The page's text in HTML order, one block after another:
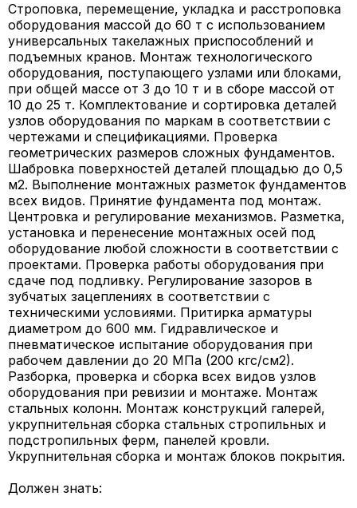
Строповка, перемещение, укладка и расстроповка
оборудования массой до 60 т с использованием
универсальных такелажных приспособлений и
подъемных кранов. Монтаж технологического
оборудования, поступающего узлами или блоками,
при общей массе от 3 до 10 т и в сборе массой от
10 до 25 т. Комплектование и сортировка деталей
узлов оборудования по маркам в соответствии с
чертежами и спецификациями. Проверка
геометрических размеров сложных фундаментов.
Шабровка поверхностей деталей площадью до 0,5
м2. Выполнение монтажных разметок фундаментов
всех видов. Принятие фундамента под монтаж.
Центровка и регулирование механизмов. Разметка,
установка и перенесение монтажных осей под
оборудование любой сложности в соответствии с
проектами. Проверка работы оборудования при
сдаче под подливку. Регулирование зазоров в
зубчатых зацеплениях в соответствии с
техническими условиями. Притирка арматуры
диаметром до 600 мм. Гидравлическое и
пневматическое испытание оборудования при
рабочем давлении до 20 МПа (200 кгс/см2).
Разборка, проверка и сборка всех видов узлов
оборудования при ревизии и монтаже. Монтаж
стальных колонн. Монтаж конструкций галерей,
укрупнительная сборка стальных стропильных и
подстропильных ферм, панелей кровли.
Укрупнительная сборка и монтаж блоков покрытия.
Должен знать: